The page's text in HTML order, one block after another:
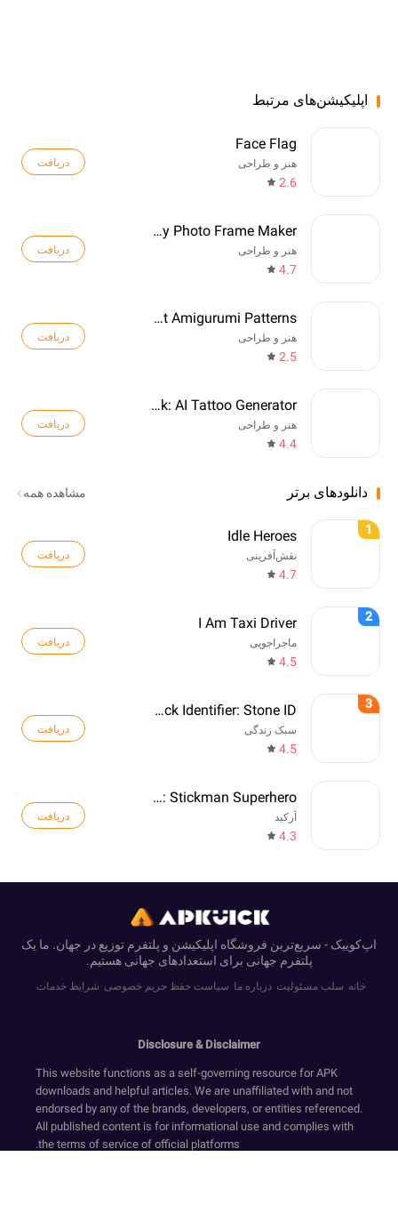
اپلیکیشن‌های مرتبط
Face Flag
هنر و طراحی
2.6
دریافت
Birthday Photo Frame Maker
هنر و طراحی
4.7
دریافت
Crochet Amigurumi Patterns
هنر و طراحی
2.5
دریافت
TattooInk: AI Tattoo Generator
هنر و طراحی
4.4
دریافت
دانلودهای برتر مشاهده همه
1
Idle Heroes
نقش‌آفرینی
4.7
دریافت
2
I Am Taxi Driver
ماجراجویی
4.5
دریافت
3
Rock Identifier: Stone ID
سبک زندگی
4.5
دریافت
Web Master: Stickman Superhero
آرکید
4.3
دریافت
اپ‌کوییک - سریع‌ترین فروشگاه اپلیکیشن و پلتفرم توزیع در جهان. ما یک
پلتفرم جهانی برای استعدادهای جهانی هستیم.
خانه سلب مسئولیت درباره ما سیاست حفظ حریم خصوصی شرایط خدمات
Disclosure & Disclaimer
This website functions as a self-governing resource for APK
downloads and helpful articles. We are unaffiliated with and not
endorsed by any of the brands, developers, or entities referenced.
All published content is for informational use and complies with
the terms of service of official platforms.